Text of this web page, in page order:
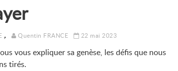
, Quentin FRANCE 22 mai 2023
vous expliquer sa genèse, les défis que nous
tirés.